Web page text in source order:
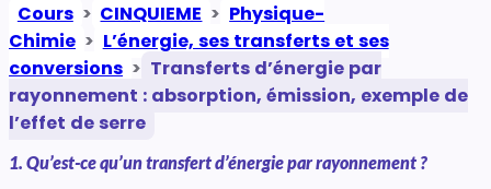
Cours > CINQUIEME > Physique-
Chimie > L’énergie, ses transferts et ses
conversions > Transferts d’énergie par
rayonnement : absorption, émission, exemple de
l’effet de serre
1. Qu’est-ce qu’un transfert d’énergie par rayonnement ?